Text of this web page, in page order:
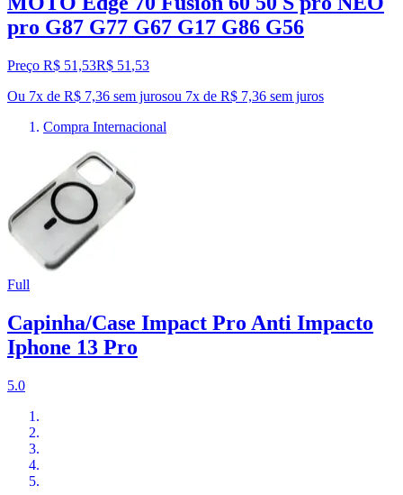
pro G87 G77 G67 G17 G86 G56
Preço R$ 51,53R$ 51 ,53
Ou 7x de R$ 7,36 sem jurosou 7x de R$ 7,36 sem juros
Compra Internacional
Full
Capinha/Case Impact Pro Anti Impacto
Iphone 13 Pro
5.0